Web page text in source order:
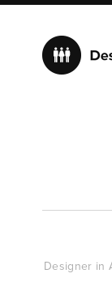
Designer in